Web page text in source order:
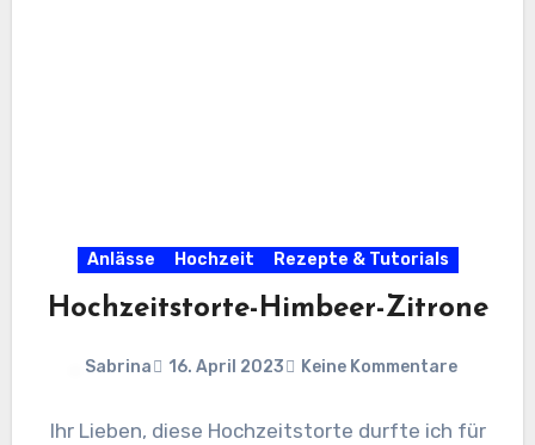
Anlässe Hochzeit Rezepte & Tutorials
Hochzeitstorte-Himbeer-Zitrone
Sabrina 16. April 2023 Keine Kommentare
Ihr Lieben, diese Hochzeitstorte durfte ich für